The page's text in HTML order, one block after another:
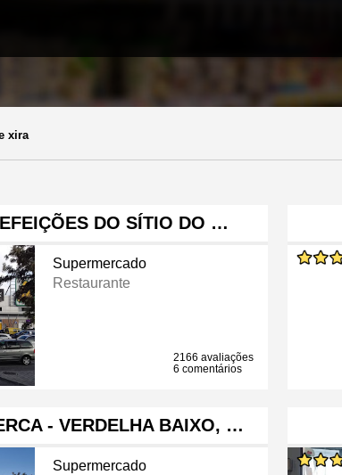
xira
DO SÍTIO DO …
Supermercado
Restaurante
2166 avaliações
6 comentários
- VERDELHA BAIXO, …
Supermercado